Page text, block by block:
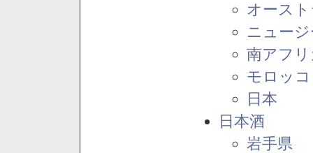
オース
ニュー
南アフ
モロッコ
日本
日本酒
岩手県